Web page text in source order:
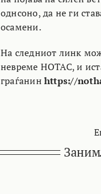
однсоно, да не ги
осамени.
На следниот линк
невреме НОТАС, и
граѓанин https://